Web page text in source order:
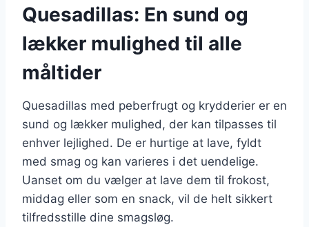
Quesadillas: En sund og
lækker mulighed til alle
måltider
Quesadillas med peberfrugt og krydderier er en
sund og lækker mulighed, der kan tilpasses til
enhver lejlighed. De er hurtige at lave, fyldt
med smag og kan varieres i det uendelige.
Uanset om du vælger at lave dem til frokost,
middag eller som en snack, vil de helt sikkert
tilfredsstille dine smagsløg.